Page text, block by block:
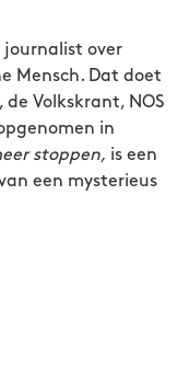
journalist over
Mensch. Dat doet
de Volkskrant, NOS
in
stoppen, is een
een mysterieus